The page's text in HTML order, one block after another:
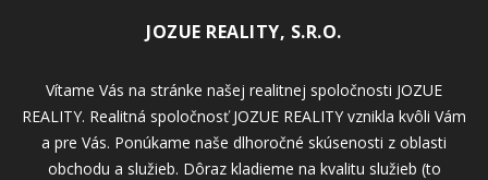
JOZUE REALITY, S.R.O.
Vítame Vás na stránke našej realitnej spoločnosti JOZUE
REALITY. Realitná spoločnosť JOZUE REALITY vznikla kvôli Vám
a pre Vás. Ponúkame naše dlhoročné skúsenosti z oblasti
obchodu a služieb. Dôraz kladieme na kvalitu služieb (to